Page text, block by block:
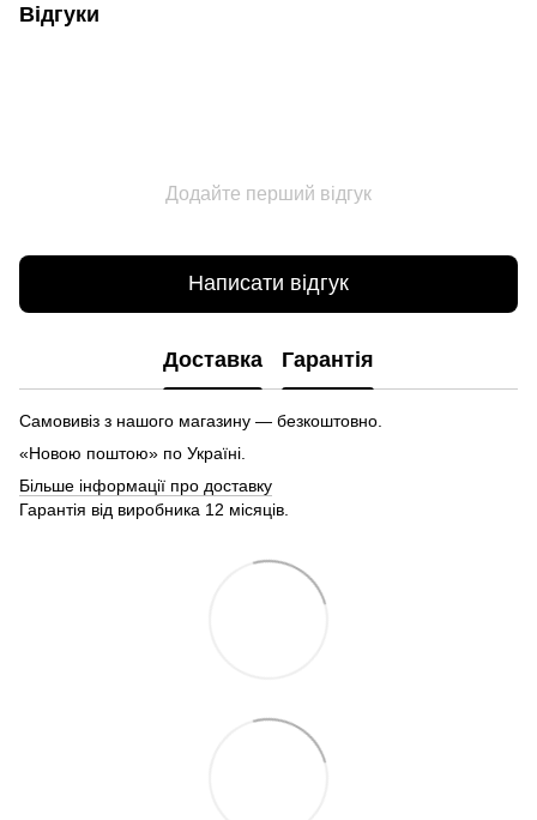
Відгуки
Додайте перший відгук
Написати відгук
Доставка Гарантія
Самовивіз з нашого магазину — безкоштовно.
«Новою поштою» по Україні.
Більше інформації про доставку
Гарантія від виробника 12 місяців.